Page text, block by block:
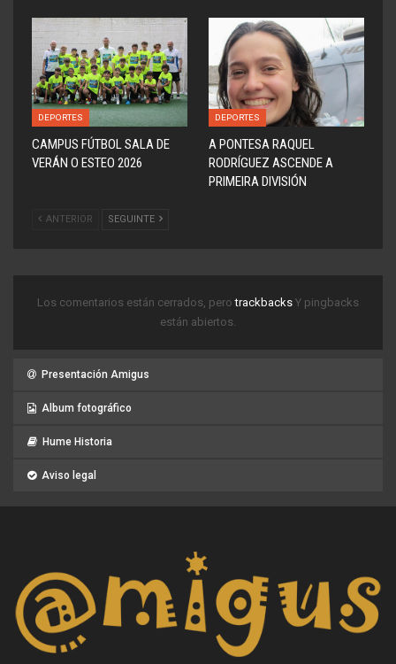
DEPORTES
CAMPUS FÚTBOL SALA DE
VERÁN O ESTEO 2026
DEPORTES
A PONTESA RAQUEL
RODRÍGUEZ ASCENDE A
PRIMEIRA DIVISIÓN
ANTERIOR SEGUINTE
Los comentarios están cerrados, perotrackbacks Y pingbacks
están abiertos.
Presentación Amigus
Album fotográfico
Hume Historia
Aviso legal